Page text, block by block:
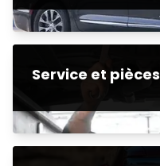
Service et pièces